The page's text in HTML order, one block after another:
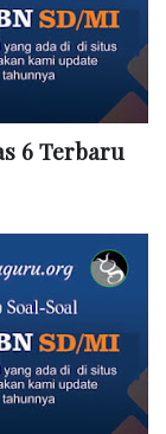
6 Terbaru